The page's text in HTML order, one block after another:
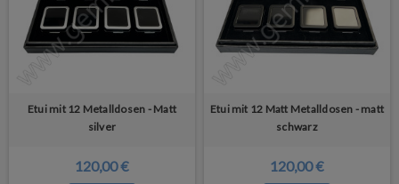
Etui mit 12 Metalldosen - Matt
silver
120,00 €
Etui mit 12 Matt Metalldosen - matt
schwarz
120,00 €